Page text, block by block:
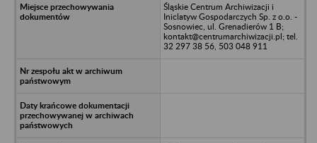
Śląskie Centrum Archiwizacji i
Iniclatyw Gospodarczych Sp. z o.o. -
Sosnowiec, ul. Grenadierów 1 B;
kontakt@centrumarchiwizacji.pl; tel.
32 297 38 56, 503 048 911